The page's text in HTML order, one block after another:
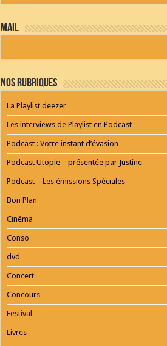
Dexheim
and
MAINZ
Playlist
mail
Nos Rubriques
La Playlist deezer
Les interviews de Playlist en Podcast
Podcast : Votre instant d’évasion
Podcast Utopie – présentée par Justine
Podcast – Les émissions Spéciales
Bon Plan
Cinéma
Conso
dvd
Concert
Concours
Festival
Livres